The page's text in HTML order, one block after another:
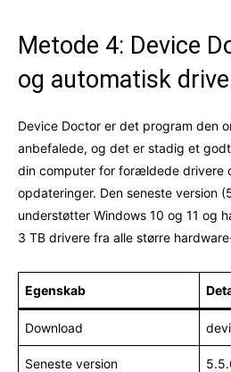
Metode 4: Device
og automatisk
Device Doctor er det program den
anbefalede, og det er stadig et
din computer for forældede drivere
opdateringer. Den seneste version
understøtter Windows 10 og 11 og
3 TB drivere fra alle større
Egenskab
Download
Seneste version